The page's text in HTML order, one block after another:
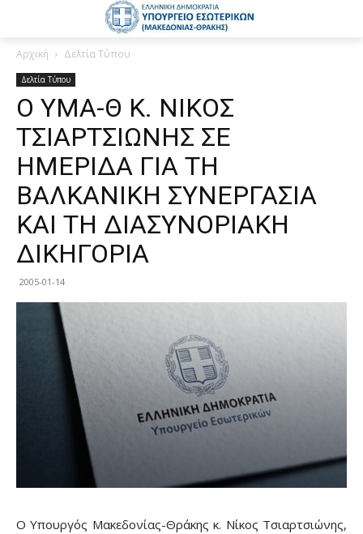
Αρχική Δελτία Τύπου
Δελτία Τύπου
Ο ΥΜΑ-Θ Κ. ΝΙΚΟΣ
ΤΣΙΑΡΤΣΙΩΝΗΣ ΣΕ
ΗΜΕΡΙΔΑ ΓΙΑ ΤΗ
ΒΑΛΚΑΝΙΚΗ ΣΥΝΕΡΓΑΣΙΑ
ΚΑΙ ΤΗ ΔΙΑΣΥΝΟΡΙΑΚΗ
ΔΙΚΗΓΟΡΙΑ
2005-01-14
Ο Υπουργός Μακεδονίας-Θράκης κ. Νίκος Τσιαρτσιώνης,